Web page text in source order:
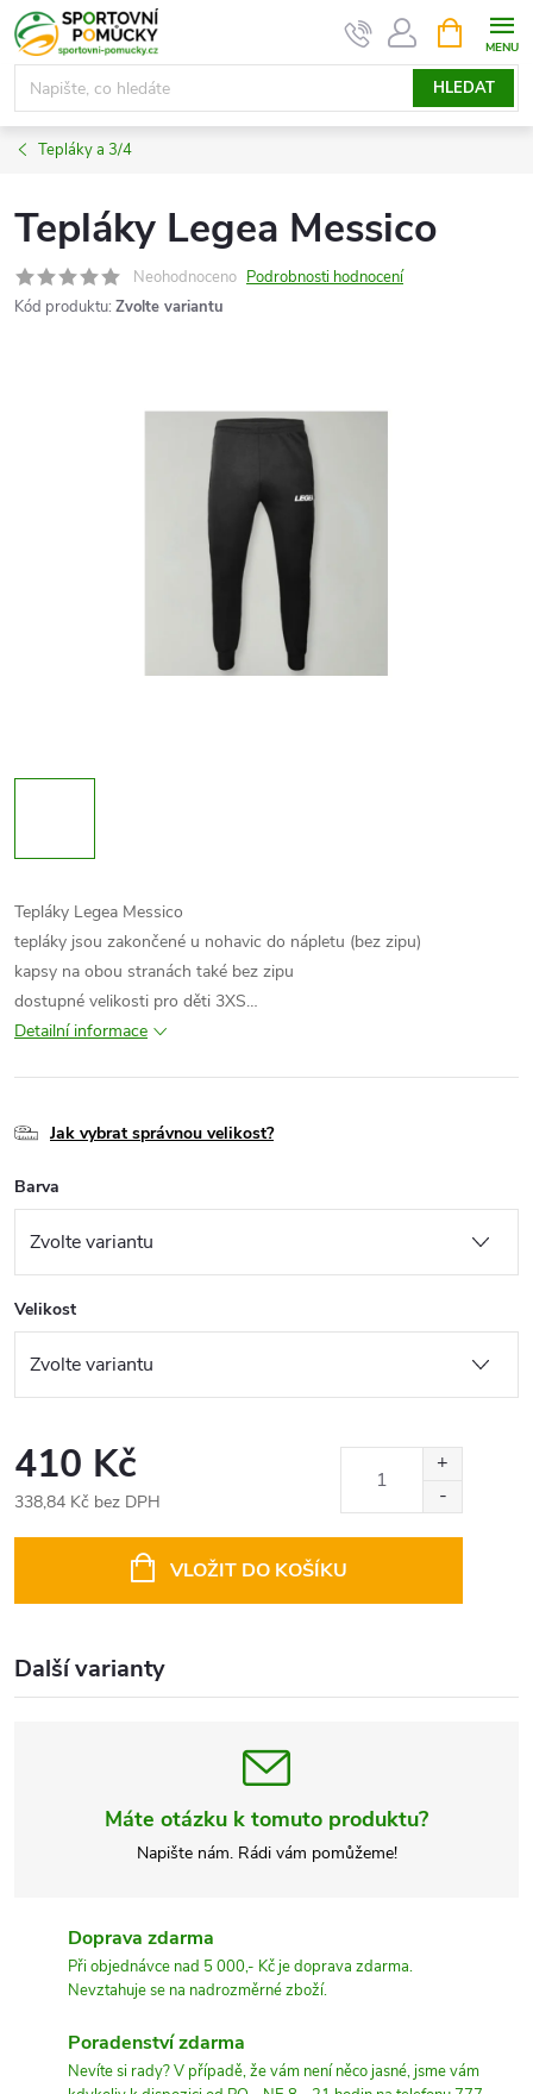
Přejít
na
obsah
HLEDAT
NÁKUPNÍ
KOŠÍK
Tepláky a 3/4
Tepláky Legea Messico
Neohodnoceno Podrobnosti hodnocení
Kód produktu: Zvolte variantu
Tepláky Legea Messico
tepláky jsou zakončené u nohavic do nápletu (bez zipu)
kapsy na obou stranách také bez zipu
dostupné velikosti pro děti 3XS…
Detailní informace
Jak vybrat správnou velikost?
Barva
Velikost
410 Kč
338,84 Kč bez DPH
VLOŽIT DO KOŠÍKU
Další varianty
Máte otázku k tomuto produktu?
Napište nám. Rádi vám pomůžeme!
Doprava zdarma
Při objednávce nad 5 000,- Kč je doprava zdarma.
Nevztahuje se na nadrozměrné zboží.
Poradenství zdarma
Nevíte si rady? V případě, že vám není něco jasné, jsme vám